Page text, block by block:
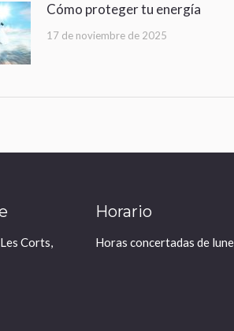
Cómo proteger tu energía
17 de noviembre de 2025
Corts,
Horario
Horas concertadas de